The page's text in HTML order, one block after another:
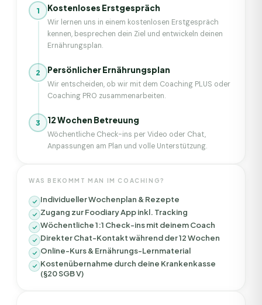
1 Kostenloses Erstgespräch
Wir lernen uns in einem kostenlosen Erstgespräch
kennen, besprechen dein Ziel und entwickeln deinen
Ernährungsplan.
2 Persönlicher Ernährungsplan
Wir entscheiden, ob wir mit dem Coaching PLUS oder
Coaching PRO zusammenarbeiten.
3 12 Wochen Betreuung
Wöchentliche Check-ins per Video oder Chat,
Anpassungen am Plan und volle Unterstützung.
WAS BEKOMMT MAN IM COACHING?
Individueller Wochenplan & Rezepte
Zugang zur Foodiary App inkl. Tracking
Wöchentliche 1:1 Check-ins mit deinem Coach
Direkter Chat-Kontakt während der 12 Wochen
Online-Kurs & Ernährungs-Lernmaterial
Kostenübernahme durch deine Krankenkasse
(§20 SGB V)